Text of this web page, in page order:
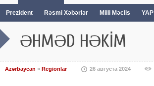
Prezident Rəsmi Xəbərlər Milli Məclis YAP
ƏHMƏD HƏKİM
Azərbaycan » Regionlar 26 августа 2024